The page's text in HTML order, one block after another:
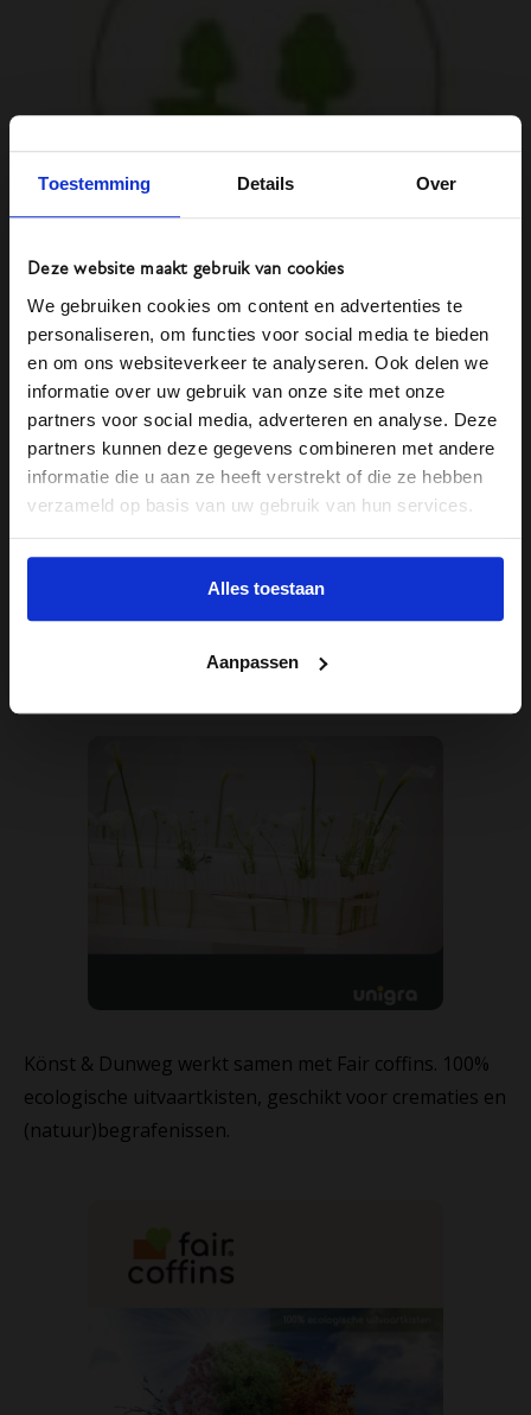
Toestemming Details Over
Deze website maakt gebruik van cookies
We gebruiken cookies om content en advertenties te
personaliseren, om functies voor social media te bieden
en om ons websiteverkeer te analyseren. Ook delen we
informatie over uw gebruik van onze site met onze
partners voor social media, adverteren en analyse. Deze
partners kunnen deze gegevens combineren met andere
informatie die u aan ze heeft verstrekt of die ze hebben
verzameld op basis van uw gebruik van hun services.
Alles toestaan
Aanpassen
Staat dit symbool vermeld, dan is de
kist geschikt voor natuurbegraven.
Niet alle kisten kunnen bij een crematie
gebruikt worden. Dit heeft te maken met de eisen die
de crematoria stellen op het gebied van milieu en
veiligheid. Wij beschikken uitsluitend over kisten, die
zijn goedgekeurd voor uitvaarten die in Nederland
verzorgd worden.
klik op onderstaande afbeelding voor de collectie.
Könst & Dunweg werkt samen met Fair coffins. 100%
ecologische uitvaartkisten, geschikt voor crematies en
(natuur)begrafenissen.